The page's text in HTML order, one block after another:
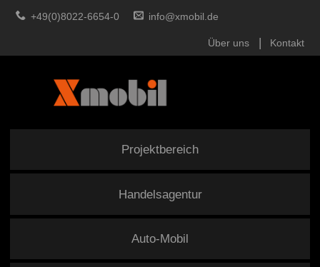
+49(0)8022-6654-0 info@xmobil.de
Über uns Kontakt
Projektbereich
Handelsagentur
Auto-Mobil